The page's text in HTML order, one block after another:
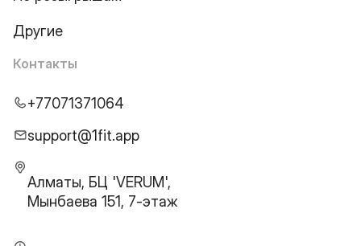
Другие
Контакты
+77071371064
support@1fit.app
Алматы, БЦ 'VERUM',
Мынбаева 151, 7-этаж